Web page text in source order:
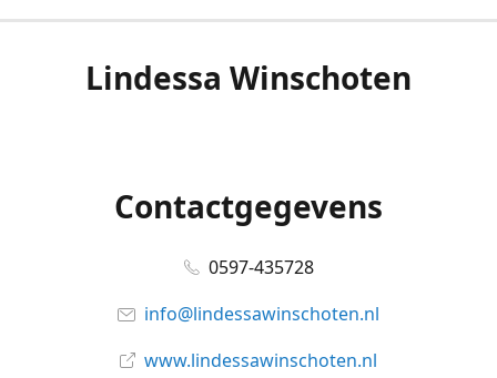
Lindessa Winschoten
Contactgegevens
0597-435728
info@lindessawinschoten.nl
www.lindessawinschoten.nl